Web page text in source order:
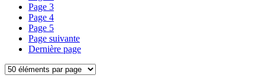
Page 3
Page 4
Page 5
Page suivante
Dernière page